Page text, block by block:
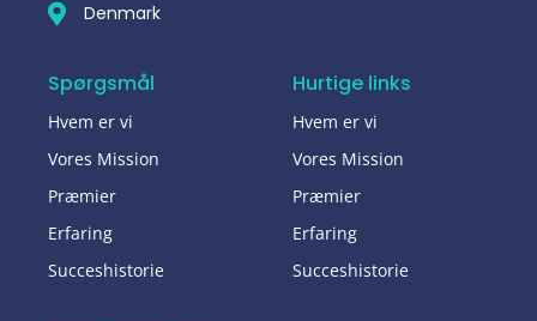
Denmark
Spørgsmål
Hvem er vi
Vores Mission
Præmier
Erfaring
Succeshistorie
Hurtige links
Hvem er vi
Vores Mission
Præmier
Erfaring
Succeshistorie